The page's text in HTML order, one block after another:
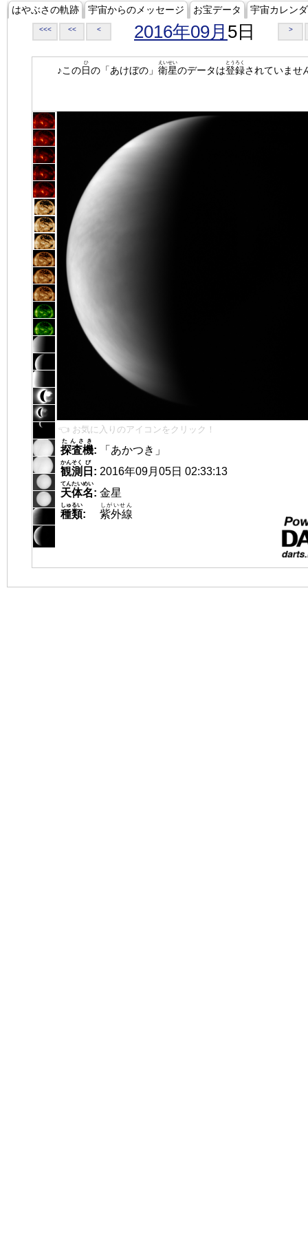
はやぶさの軌跡 宇宙からのメッセージ お宝データ 宇宙カレン
<<< << < 2016年09月 5日 >
♪この日
ひ
の「あけぼの」 衛星
えいせい
のデータは登録
とうろく
されていませ
👈 お気に入りのアイコンをクリック！
探査機
たんさき
:
「あかつき」
観測
かんそく
日
び
: 2016年09月05日 02:33:13
天体名
てんたいめい
: 金星
種類
しゅるい
: 紫外線
しがいせん